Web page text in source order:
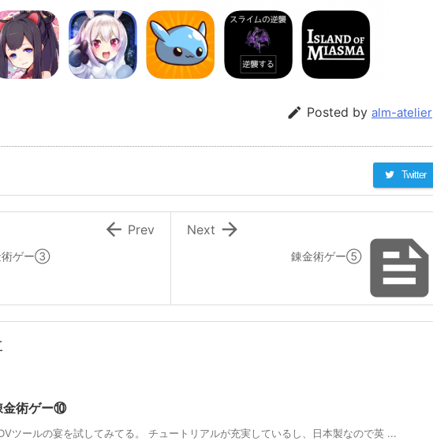
 Posted by alm-atelier
Twitter

錬金術ゲー⑤

Next
術ゲー③
 Prev
金術ゲー⑩
ツールの宴を試してみてる。 チュートリアルが充実しているし、日本製なので英 ...